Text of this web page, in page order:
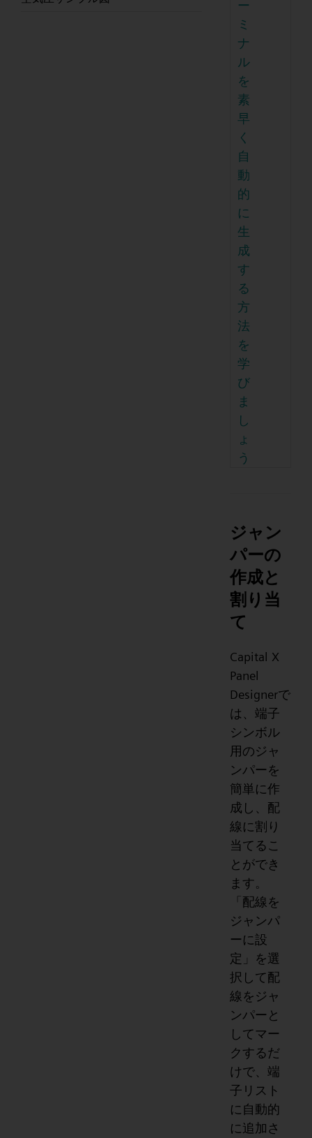
ー
ミ
ナ
ル
を
素
早
く
自
動
的
に
生
成
す
る
方
法
を
学
び
ま
し
ょ
う
ジャン
パーの
作成と
割り当
て
Capital X
Panel
Designerで
は、端子
シンボル
用のジャ
ンパーを
簡単に作
成し、配
線に割り
当てるこ
とができ
ます。
「配線を
ジャンパ
ーに設
定」を選
択して配
線をジャ
ンパーと
してマー
クするだ
けで、端
子リスト
に自動的
に追加さ